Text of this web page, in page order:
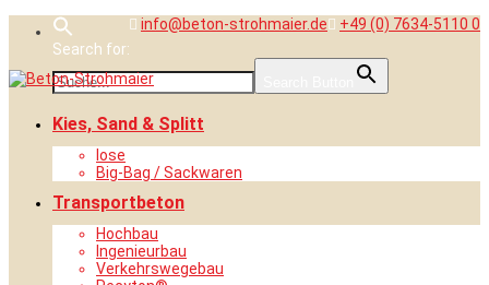
content
+49 (0) 7634-5110 0
info@beton-strohmaier.de
Search for:
Kies, Sand & Splitt
lose
Big-Bag / Sackwaren
Transportbeton
Hochbau
Ingenieurbau
Verkehrswegebau